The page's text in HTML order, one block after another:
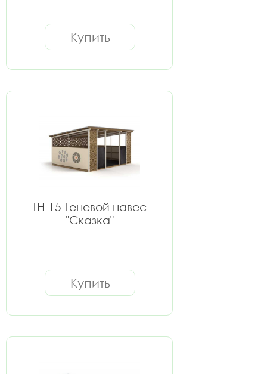
Купить
ТН-15 Теневой навес
"Сказка"
Купить